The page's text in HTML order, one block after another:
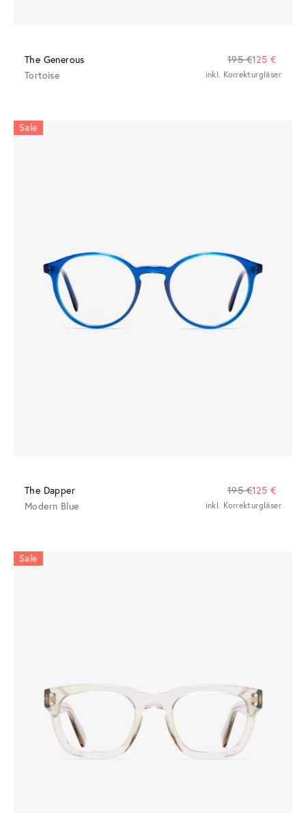
The Generous 195 €125 €
Tortoise
inkl. Korrekturgläser
Sale
The Dapper 195 €125 €
Modern Blue
inkl. Korrekturgläser
Sale